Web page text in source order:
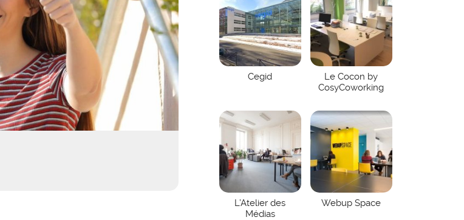
Cegid
Le Cocon by
CosyCoworking
L’Atelier des
Médias
Webup Space